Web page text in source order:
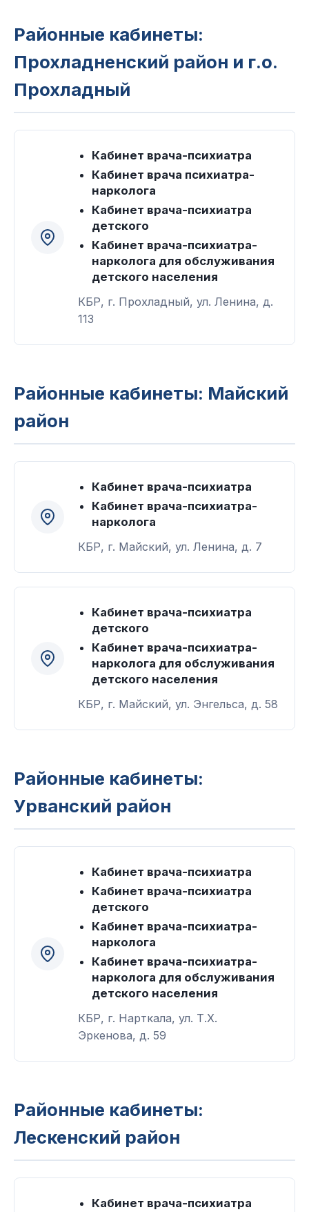
Районные кабинеты:
Прохладненский район и г.о.
Прохладный
Кабинет врача-психиатра
Кабинет врача психиатра-
нарколога
Кабинет врача-психиатра
детского
Кабинет врача-психиатра-
нарколога для обслуживания
детского населения
КБР, г. Прохладный, ул. Ленина, д.
113
Районные кабинеты: Майский
район
Кабинет врача-психиатра
Кабинет врача-психиатра-
нарколога
КБР, г. Майский, ул. Ленина, д. 7
Кабинет врача-психиатра
детского
Кабинет врача-психиатра-
нарколога для обслуживания
детского населения
КБР, г. Майский, ул. Энгельса, д. 58
Районные кабинеты:
Урванский район
Кабинет врача-психиатра
Кабинет врача-психиатра
детского
Кабинет врача-психиатра-
нарколога
Кабинет врача-психиатра-
нарколога для обслуживания
детского населения
КБР, г. Нарткала, ул. Т.Х.
Эркенова, д. 59
Районные кабинеты:
Лескенский район
Кабинет врача-психиатра